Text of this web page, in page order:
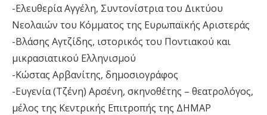
-Ελευθερία Αγγέλη, Συντονίστρια του Δικτύου
Νεολαιών του Κόμματος της Ευρωπαϊκής Αριστεράς
-Βλάσης Αγτζίδης, ιστορικός του Ποντιακού και
μικρασιατικού Ελληνισμού
-Κώστας Αρβανίτης, δημοσιογράφος
-Ευγενία (Τζένη) Αρσένη, σκηνοθέτης – θεατρολόγος,
μέλος της Κεντρικής Επιτροπής της ΔΗΜΑΡ